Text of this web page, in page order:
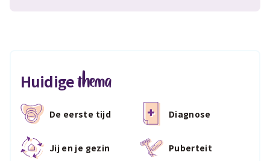
Huidigethema
De eerste tijd Diagnose
Jij en je gezin Puberteit